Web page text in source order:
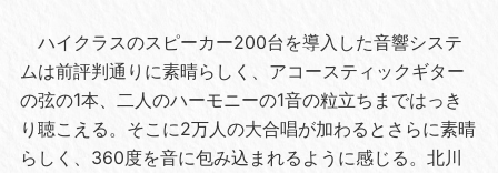
ハイクラスのスピーカー200台を導入した音響システ
ムは前評判通りに素晴らしく、アコースティックギター
の弦の1本、二人のハーモニーの1音の粒立ちまではっき
り聴こえる。そこに2万人の大合唱が加わるとさらに素晴
らしく、360度を音に包み込まれるように感じる。北川